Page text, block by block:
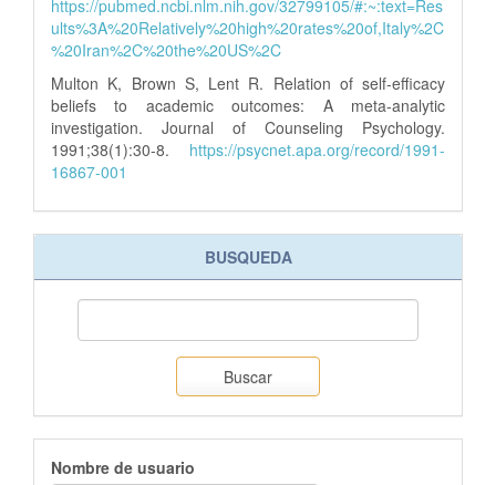
https://pubmed.ncbi.nlm.nih.gov/32799105/#:~:text=Res
ults%3A%20Relatively%20high%20rates%20of,Italy%2C
%20Iran%2C%20the%20US%2C
Multon K, Brown S, Lent R. Relation of self-efficacy
beliefs to academic outcomes: A meta-analytic
investigation. Journal of Counseling Psychology.
1991;38(1):30-8. https://psycnet.apa.org/record/1991-
16867-001
BUSQUEDA
Buscar
Nombre de usuario